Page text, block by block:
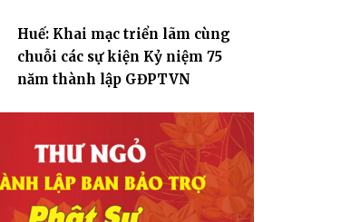
Huế: Khai mạc triển lãm cùng
chuỗi các sự kiện Kỷ niệm 75
năm thành lập GĐPTVN